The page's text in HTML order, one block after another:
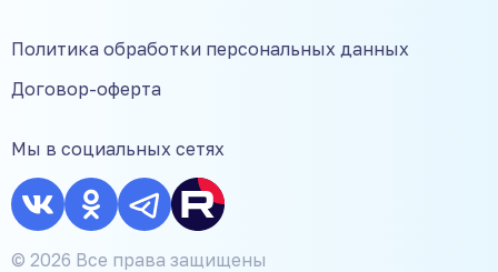
Политика обработки персональных данных
Договор-оферта
Мы в социальных сетях
© 2026 Все права защищены